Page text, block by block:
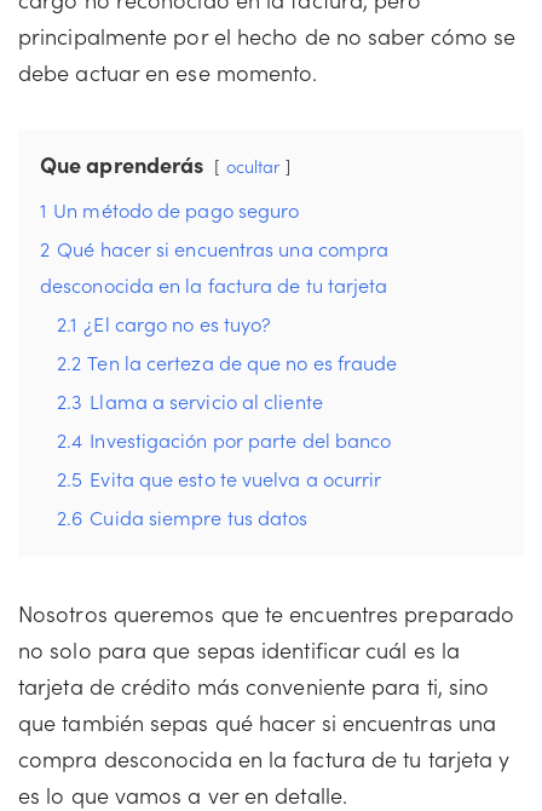
principalmente por el hecho de no saber cómo se
debe actuar en ese momento.
Que aprenderás ocultar
1 Un método de pago seguro
2 Qué hacer si encuentras una compra
desconocida en la factura de tu tarjeta
2.1 ¿El cargo no es tuyo?
2.2 Ten la certeza de que no es fraude
2.3 Llama a servicio al cliente
2.4 Investigación por parte del banco
2.5 Evita que esto te vuelva a ocurrir
2.6 Cuida siempre tus datos
Nosotros queremos que te encuentres preparado
no solo para que sepas identificar cuál es la
tarjeta de crédito más conveniente para ti, sino
que también sepas qué hacer si encuentras una
compra desconocida en la factura de tu tarjeta y
es lo que vamos a ver en detalle.